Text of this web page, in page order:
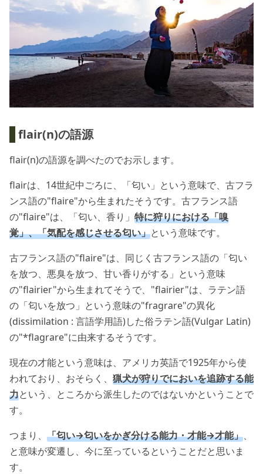
flair(n)の語源
flair(n)の語源を調べたのでお示します。
flairは、14世紀中ごろに、「匂い」という意味で、古フラ
ンス語の"flaire"から生まれたそうです。古フランス語
の"flaire"は、「匂い、香り」 特に狩りにおける「嗅
覚」、「気配を感じさせる匂い」という意味です。
古フランス語の"flaire"は、同じく古フランス語の「匂い
を放つ、悪臭を放つ、甘い香りがする」という意味
の"flairier"から生まれてそうで、"flairier"は、ラテン語
の「匂いを放つ」という意味の"fragrare"の異化
(dissimilation : 言語学用語)した俗ラテン語(Vulgar Latin)
の"*flagrare"に由来するそうです。
現在の才能という意味は、アメリカ英語で1925年から使
われており、おそらく、 猟犬が狩りでにおいを追跡する能
力という、ところから派生したのではないかということで
す。
つまり、 「匂い→匂いをかぎ分ける能力・才能→才能」、
と意味が変遷し、今に至っているということだと思いま
す。